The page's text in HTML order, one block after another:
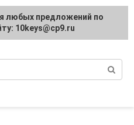
и отделка
любых предложений по
10keys@cp9.ru